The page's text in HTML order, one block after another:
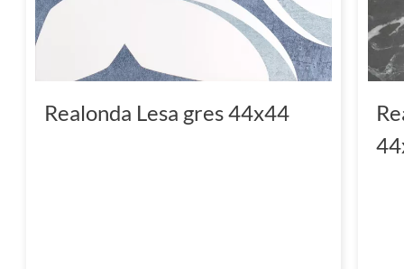
Realonda Lesa gres 44x44